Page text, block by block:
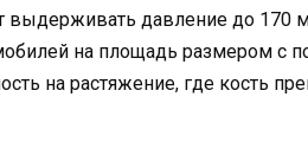
выдерживать давление до 170
на площадь размером с
на растяжение, где кость